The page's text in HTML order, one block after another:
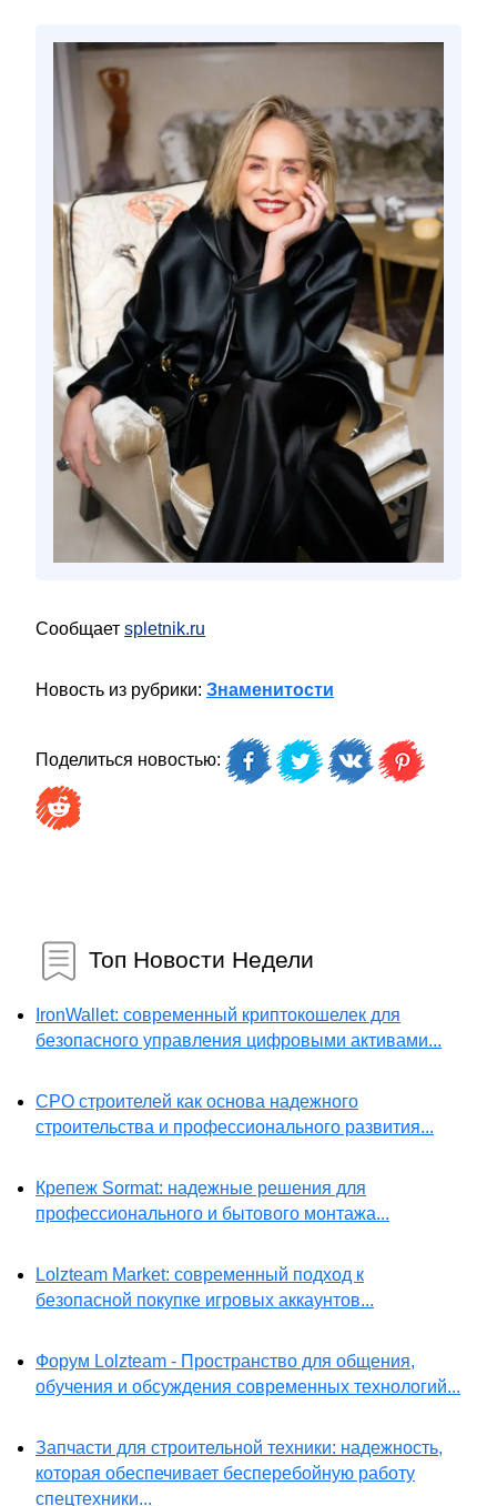
Сообщает spletnik.ru
Новость из рубрики: Знаменитости
Поделиться новостью:
Топ Новости Недели
IronWallet: современный криптокошелек для
безопасного управления цифровыми активами...
СРО строителей как основа надежного
строительства и профессионального развития...
Крепеж Sormat: надежные решения для
профессионального и бытового монтажа...
Lolzteam Market: современный подход к
безопасной покупке игровых аккаунтов...
Форум Lolzteam - Пространство для общения,
обучения и обсуждения современных технологий...
Запчасти для строительной техники: надежность,
которая обеспечивает бесперебойную работу
спецтехники...